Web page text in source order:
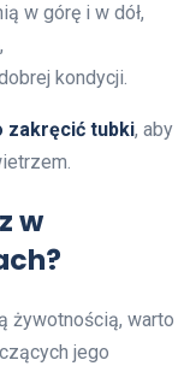
w górę i w dół,
kondycji.
zakręcić tubki, aby
w
żywotnością, warto
jego